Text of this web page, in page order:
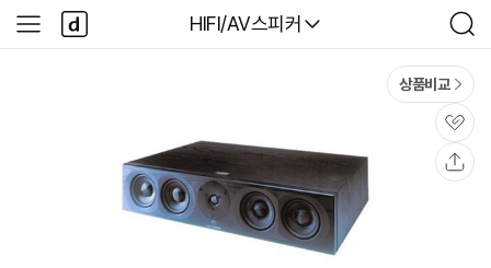
다나와
HIFI/AV스피커
검
색
사
이
다
나
와
상품비교
관
심